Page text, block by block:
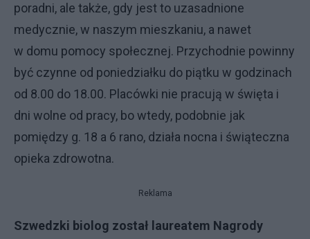
poradni, ale także, gdy jest to uzasadnione
medycznie, w naszym mieszkaniu, a nawet
w domu pomocy społecznej. Przychodnie powinny
być czynne od poniedziałku do piątku w godzinach
od 8.00 do 18.00. Placówki nie pracują w święta i
dni wolne od pracy, bo wtedy, podobnie jak
pomiędzy g. 18 a 6 rano, działa nocna i świąteczna
opieka zdrowotna.
Reklama
Szwedzki biolog został laureatem Nagrody